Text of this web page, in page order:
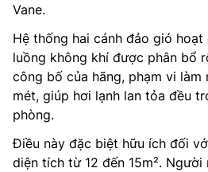
Vane.
Hệ thống hai cánh đảo gió
luồng không khí được phân bổ
công bố của hãng, phạm vi
mét, giúp hơi lạnh lan tỏa đều
phòng.
Điều này đặc biệt hữu ích đối
diện tích từ 12 đến 15m².